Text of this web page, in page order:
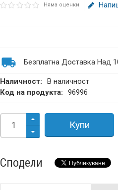
Няма оценки
Безплатна Доставка Над
Наличност:
В наличност
Код на продукта:
96996
Купи
Сподели